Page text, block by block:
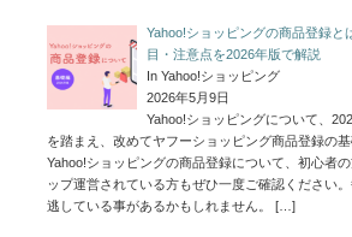
Yahoo!ショッピングの商品登録と
目・注意点を2026年版で解説
In Yahoo!ショッピング
2026年5月9日
Yahoo!ショッピングについて、
を踏まえ、改めてヤフーショッピング商品登録の基
Yahoo!ショッピングの商品登録について、初心者
ップ運営されている方もぜひ一度ご確認ください
逃している事があるかもしれません。
[…]